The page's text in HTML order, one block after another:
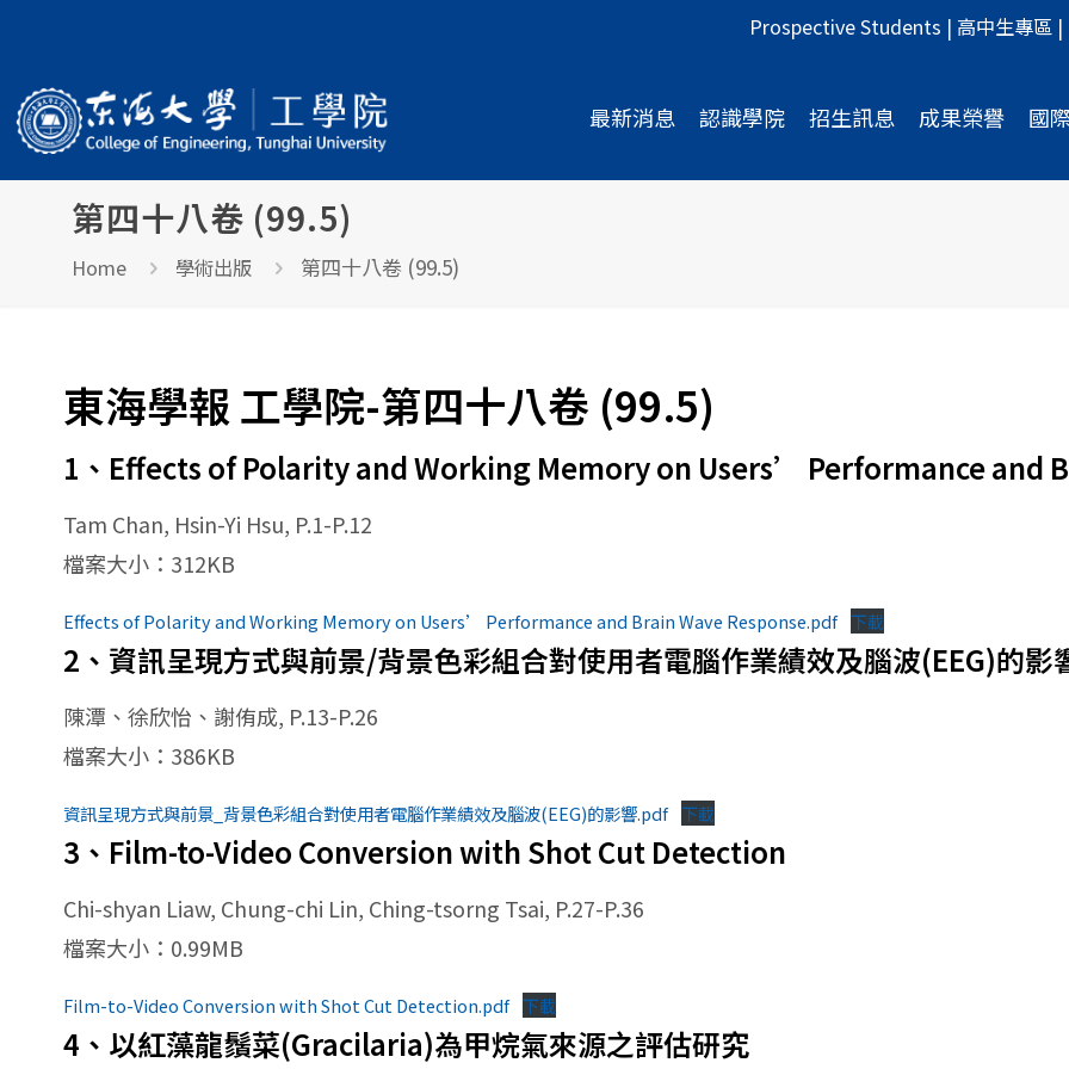
Prospective Students | 高中生專區 |
最新消息 認識學院 招生訊息 成果榮譽 國
第四十八卷 (99.5)
Home 學術出版 第四十八卷 (99.5)
東海學報 工學院-第四十八卷 (99.5)
1、Effects of Polarity and Working Memory on Users’ Performance and
Tam Chan, Hsin-Yi Hsu, P.1-P.12
檔案大小：312KB
Effects of Polarity and Working Memory on Users’ Performance and Brain Wave Response.pdf 下載
2、資訊呈現方式與前景/背景色彩組合對使用者電腦作業績效及腦波(EEG)的影
陳潭、徐欣怡、謝侑成, P.13-P.26
檔案大小：386KB
資訊呈現方式與前景_背景色彩組合對使用者電腦作業績效及腦波(EEG)的影響.pdf 下載
3、Film-to-Video Conversion with Shot Cut Detection
Chi-shyan Liaw, Chung-chi Lin, Ching-tsorng Tsai, P.27-P.36
檔案大小：0.99MB
Film-to-Video Conversion with Shot Cut Detection.pdf 下載
4、以紅藻龍鬚菜(Gracilaria)為甲烷氣來源之評估研究